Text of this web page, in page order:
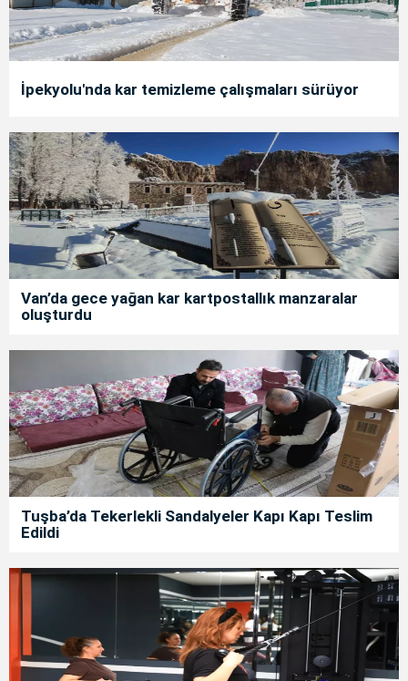
İpekyolu'nda kar temizleme çalışmaları sürüyor
Van’da gece yağan kar kartpostallık manzaralar
oluşturdu
Tuşba’da Tekerlekli Sandalyeler Kapı Kapı Teslim
Edildi